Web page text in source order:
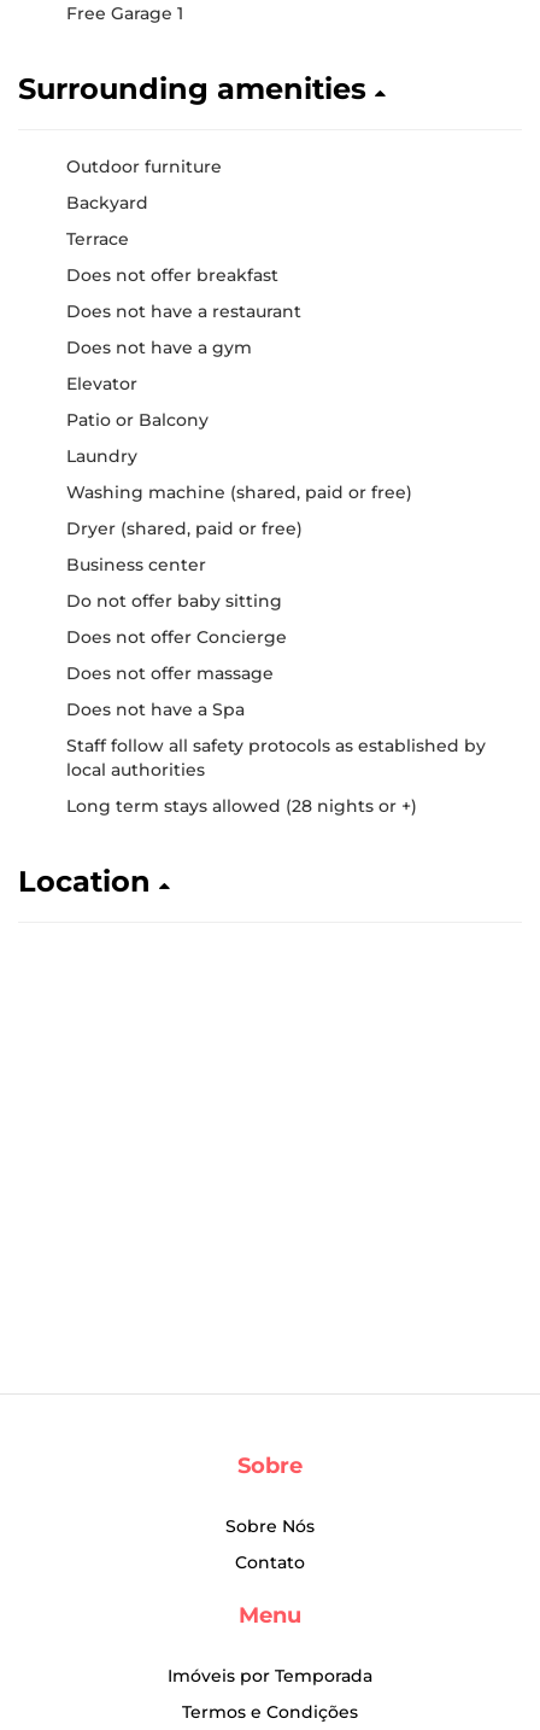
Free Garage 1
Surrounding amenities
Outdoor furniture
Backyard
Terrace
Does not offer breakfast
Does not have a restaurant
Does not have a gym
Elevator
Patio or Balcony
Laundry
Washing machine (shared, paid or free)
Dryer (shared, paid or free)
Business center
Do not offer baby sitting
Does not offer Concierge
Does not offer massage
Does not have a Spa
Staff follow all safety protocols as established by
local authorities
Long term stays allowed (28 nights or +)
Location
Sobre
Sobre Nós
Contato
Menu
Imóveis por Temporada
Termos e Condições